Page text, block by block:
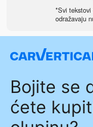
*Svi
odražavaju